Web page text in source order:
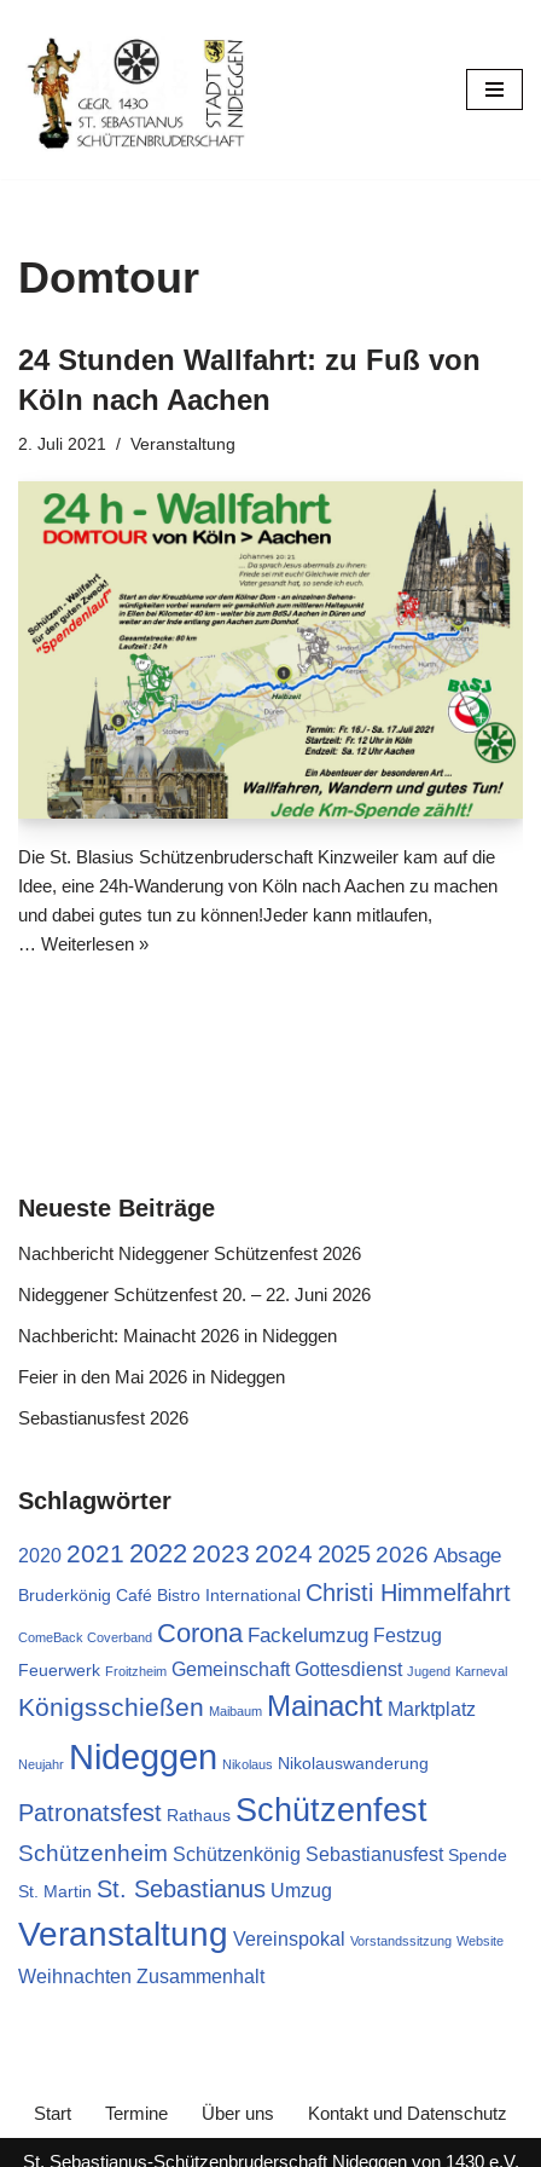
Zum
Inhalt
springen
Domtour
24 Stunden Wallfahrt: zu Fuß von
Köln nach Aachen
2. Juli 2021 Veranstaltung
Die St. Blasius Schützenbruderschaft Kinzweiler kam auf die
Idee, eine 24h-Wanderung von Köln nach Aachen zu machen
und dabei gutes tun zu können!Jeder kann mitlaufen,
… Weiterlesen »
Neueste Beiträge
Nachbericht Nideggener Schützenfest 2026
Nideggener Schützenfest 20. – 22. Juni 2026
Nachbericht: Mainacht 2026 in Nideggen
Feier in den Mai 2026 in Nideggen
Sebastianusfest 2026
Schlagwörter
2020 2021 2022 2023 2024 2025 2026 Absage
Bruderkönig Café Bistro International Christi Himmelfahrt
ComeBack Coverband Corona Fackelumzug Festzug
Feuerwerk Froitzheim Gemeinschaft Gottesdienst Jugend Karneval
Königsschießen Maibaum Mainacht Marktplatz
Neujahr Nideggen Nikolaus Nikolauswanderung
Patronatsfest Rathaus Schützenfest
Schützenheim Schützenkönig Sebastianusfest Spende
St. Martin St. Sebastianus Umzug
Veranstaltung Vereinspokal Vorstandssitzung Website
Weihnachten Zusammenhalt
Start Termine Über uns Kontakt und Datenschutz
St. Sebastianus-Schützenbruderschaft Nideggen von 1430 e.V,